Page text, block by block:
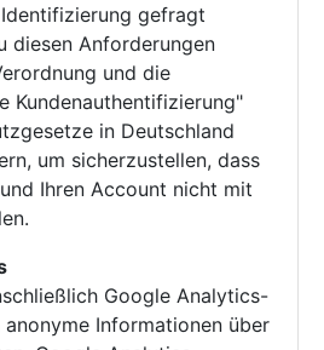
gefragt
diesen Anforderungen
und die
Kundenauthentifizierung"
in Deutschland
um sicherzustellen, dass
Ihren Account nicht mit
Google Analytics-
anonyme Informationen über